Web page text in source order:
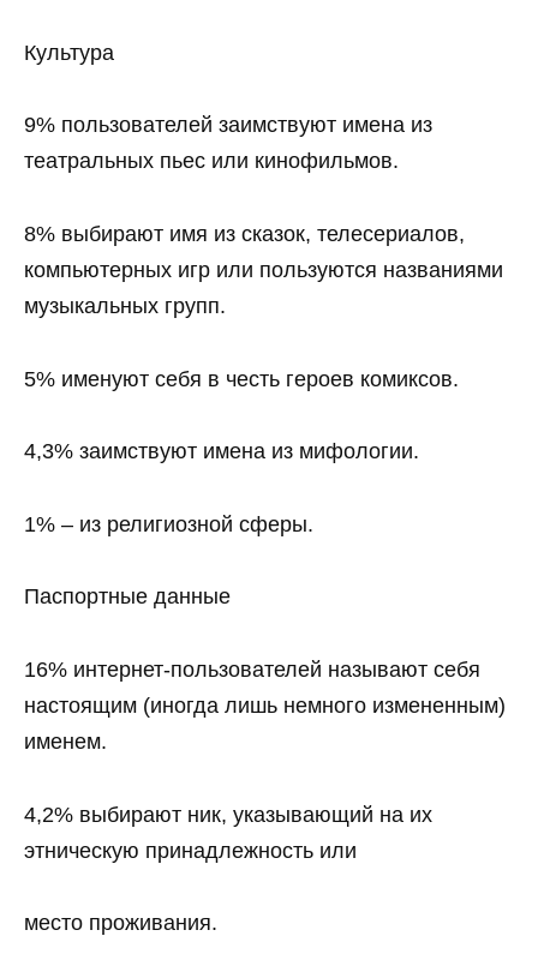
Культура
9% пользователей заимствуют имена из
театральных пьес или кинофильмов.
8% выбирают имя из сказок, телесериалов,
компьютерных игр или пользуются названиями
музыкальных групп.
5% именуют себя в честь героев комиксов.
4,3% заимствуют имена из мифологии.
1% – из религиозной сферы.
Паспортные данные
16% интернет-пользователей называют себя
настоящим (иногда лишь немного измененным)
именем.
4,2% выбирают ник, указывающий на их
этническую принадлежность или
место проживания.